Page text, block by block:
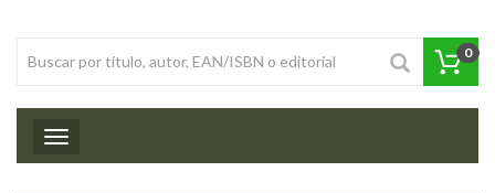
0
Toggle navigation